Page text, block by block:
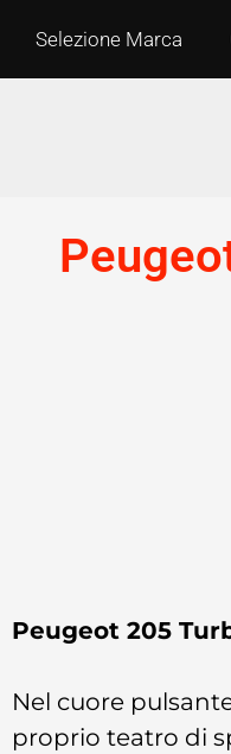
Selezione Marca
Peugeot 205
Nel cuore
proprio teatro di